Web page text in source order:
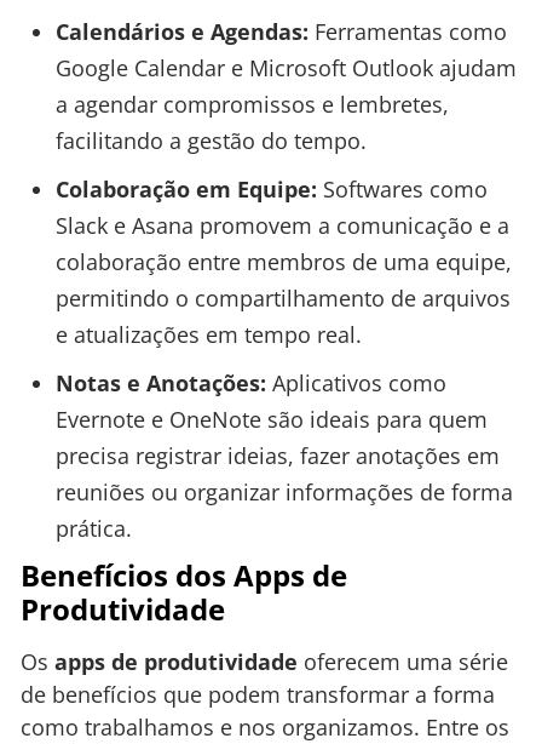
Calendários e Agendas: Ferramentas como
Google Calendar e Microsoft Outlook ajudam
a agendar compromissos e lembretes,
facilitando a gestão do tempo.
Colaboração em Equipe: Softwares como
Slack e Asana promovem a comunicação e a
colaboração entre membros de uma equipe,
permitindo o compartilhamento de arquivos
e atualizações em tempo real.
Notas e Anotações: Aplicativos como
Evernote e OneNote são ideais para quem
precisa registrar ideias, fazer anotações em
reuniões ou organizar informações de forma
prática.
Benefícios dos Apps de
Produtividade
Os apps de produtividade oferecem uma série
de benefícios que podem transformar a forma
como trabalhamos e nos organizamos. Entre os